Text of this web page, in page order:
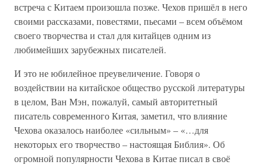
встреча с Китаем произошла позже. Чехов пришёл в него
своими рассказами, повестями, пьесами – всем объёмом
своего творчества и стал для китайцев одним из
любимейших зарубежных писателей.
И это не юбилейное преувеличение. Говоря о
воздействии на китайское общество русской литературы
в целом, Ван Мэн, пожалуй, самый авторитетный
писатель современного Китая, заметил, что влияние
Чехова оказалось наиболее «сильным» – «…для
некоторых его творчество – настоящая Библия». Об
огромной популярности Чехова в Китае писал в своё